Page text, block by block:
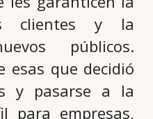
clientes y la
públicos.
esas que decidió
y pasarse a la
para empresas,